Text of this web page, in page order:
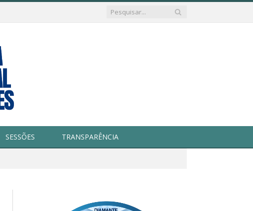
SESSÕES TRANSPARÊNCIA